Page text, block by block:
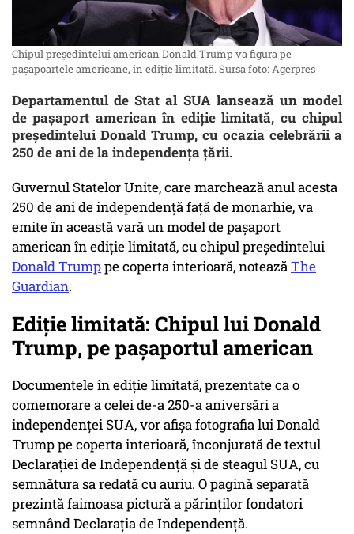
Chipul președintelui american Donald Trump va figura pe
pașapoartele americane, în ediție limitată. Sursa foto: Agerpres
Departamentul de Stat al SUA lansează un model
de paşaport american în ediţie limitată, cu chipul
preşedintelui Donald Trump, cu ocazia celebrării a
250 de ani de la independența țării.
Guvernul Statelor Unite, care marchează anul acesta
250 de ani de independență față de monarhie, va
emite în această vară un model de paşaport
american în ediţie limitată, cu chipul preşedintelui
Donald Trumppe coperta interioară, noteazăThe
Guardian.
Ediție limitată: Chipul lui Donald
Trump, pe pașaportul american
Documentele în ediție limitată, prezentate ca o
comemorare a celei de-a 250-a aniversări a
independenței SUA, vor afișa fotografia lui Donald
Trump pe coperta interioară, înconjurată de textul
Declarației de Independență și de steagul SUA, cu
semnătura sa redată cu auriu. O pagină separată
prezintă faimoasa pictură a părinților fondatori
semnând Declaraţia de Independenţă.